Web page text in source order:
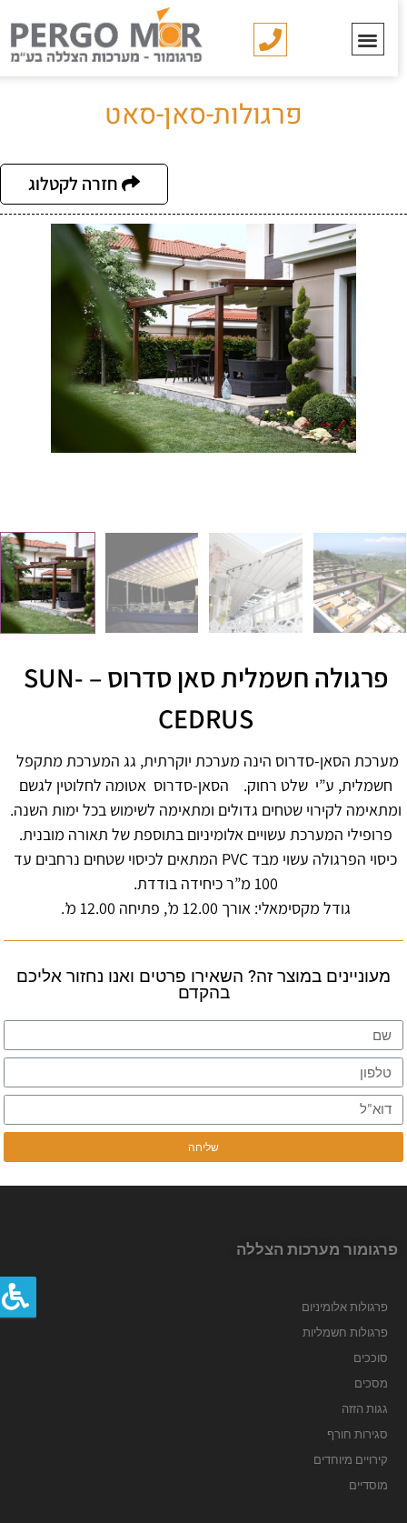
פרגולות-סאן-סאט
חזרה לקטלוג
פרגולה חשמלית סאן סדרוס – SUN-
CEDRUS
מערכת הסאן-סדרוס הינה מערכת יוקרתית, גג המערכת מתקפל
חשמלית, ע”י שלט רחוק. הסאן-סדרוס אטומה לחלוטין לגשם
ומתאימה לקירוי שטחים גדולים ומתאימה לשימוש בכל ימות השנה.
פרופילי המערכת עשויים אלומיניום בתוספת של תאורה מובנית.
כיסוי הפרגולה עשוי מבד PVC המתאים לכיסוי שטחים נרחבים עד
100 מ”ר כיחידה בודדת.
גודל מקסימאלי: אורך 12.00 מ’, פתיחה 12.00 מ’.
במוצר זה? השאירו פרטים ואנו נחזור אליכם
פרגומור מערכות הצללה
פרגולות אלומיניום
פרגולות חשמליות
סוככים
מסכים
גגות הזזה
סגירות חורף
קירויים מיוחדים
מוסדיים